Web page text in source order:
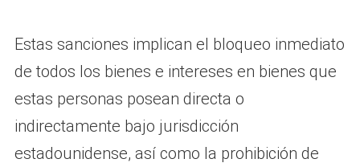
Estas sanciones implican el bloqueo inmediato
de todos los bienes e intereses en bienes que
estas personas posean directa o
indirectamente bajo jurisdicción
estadounidense, así como la prohibición de